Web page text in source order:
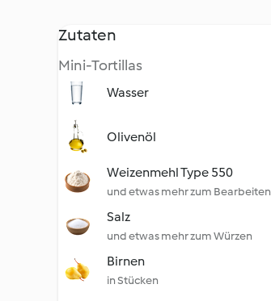
Zutaten
Mini-Tortillas
Wasser
Olivenöl
Weizenmehl Type 550
und etwas mehr zum Bearbeiten
Salz
und etwas mehr zum Würzen
Birnen
in Stücken